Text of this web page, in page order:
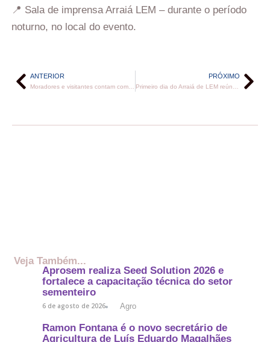
📍 Sala de imprensa Arraiá LEM – durante o período
noturno, no local do evento.
ANTERIOR PRÓXIMO
Veja Também...
Aprosem realiza Seed Solution 2026 e
fortalece a capacitação técnica do setor
sementeiro
6 de agosto de 2026 Agro
Ramon Fontana é o novo secretário de
Agricultura de Luís Eduardo Magalhães